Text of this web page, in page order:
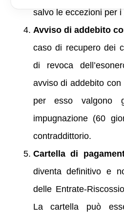
salvo le eccezioni per
Avviso di addebito
caso di recupero dei
di revoca
avviso di addebito
per esso valgono
impugnazione (60
contraddittorio.
Cartella di
diventa definitivo e
delle Entrate-
La cartella può